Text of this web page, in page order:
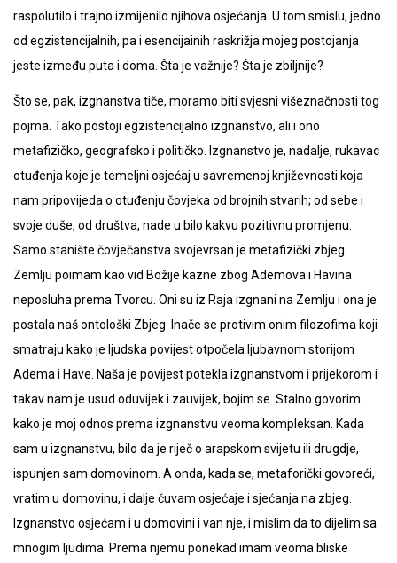
raspolutilo i trajno izmijenilo njihova osjećanja. U tom smislu, jedno
od egzistencijalnih, pa i esencijainih raskrižja mojeg postojanja
jeste između puta i doma. Šta je važnije? Šta je zbiljnije?
Što se, pak, izgnanstva tiče, moramo biti svjesni višeznačnosti tog
pojma. Tako postoji egzistencijalno izgnanstvo, ali i ono
metafizičko, geografsko i političko. Izgnanstvo je, nadalje, rukavac
otuđenja koje je temeljni osjećaj u savremenoj književnosti koja
nam pripovijeda o otuđenju čovjeka od brojnih stvarih; od sebe i
svoje duše, od društva, nade u bilo kakvu pozitivnu promjenu.
Samo stanište čovječanstva svojevrsan je metafizički zbjeg.
Zemlju poimam kao vid Božije kazne zbog Ademova i Havina
neposluha prema Tvorcu. Oni su iz Raja izgnani na Zemlju i ona je
postala naš ontološki Zbjeg. Inače se protivim onim filozofima koji
smatraju kako je ljudska povijest otpočela ljubavnom storijom
Adema i Have. Naša je povijest potekla izgnanstvom i prijekorom i
takav nam je usud oduvijek i zauvijek, bojim se. Stalno govorim
kako je moj odnos prema izgnanstvu veoma kompleksan. Kada
sam u izgnanstvu, bilo da je riječ o arapskom svijetu ili drugdje,
ispunjen sam domovinom. A onda, kada se, metaforički govoreći,
vratim u domovinu, i dalje čuvam osjećaje i sjećanja na zbjeg.
Izgnanstvo osjećam i u domovini i van nje, i mislim da to dijelim sa
mnogim ljudima. Prema njemu ponekad imam veoma bliske